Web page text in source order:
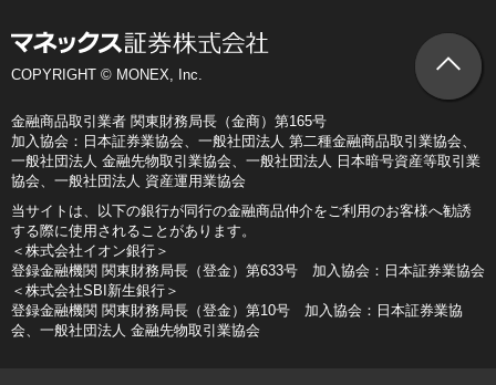
COPYRIGHT © MONEX, Inc.
金融商品取引業者 関東財務局長（金商）第165号
加入協会：日本証券業協会、一般社団法人 第二種金融商品取引業協会、
一般社団法人 金融先物取引業協会、一般社団法人 日本暗号資産等取引業
協会、一般社団法人 資産運用業協会
当サイトは、以下の銀行が同行の金融商品仲介をご利用のお客様へ勧誘
する際に使用されることがあります。
＜株式会社イオン銀行＞
登録金融機関 関東財務局長（登金）第633号 加入協会：日本証券業協会
＜株式会社SBI新生銀行＞
登録金融機関 関東財務局長（登金）第10号 加入協会：日本証券業協
会、一般社団法人 金融先物取引業協会